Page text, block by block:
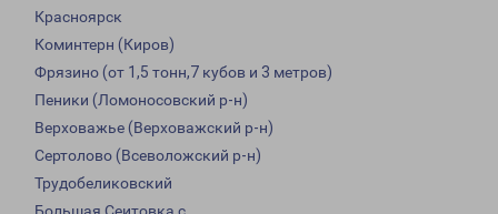
Красноярск
Коминтерн (Киров)
Фрязино (от 1,5 тонн,7 кубов и 3 метров)
Пеники (Ломоносовский р-н)
Верховажье (Верховажский р-н)
Сертолово (Всеволожский р-н)
Трудобеликовский